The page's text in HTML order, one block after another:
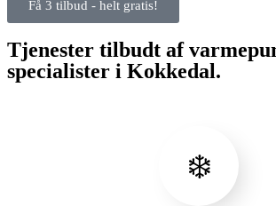
Få 3 tilbud - helt gratis!
Tjenester tilbudt af
specialister i Kokkedal.
❄️